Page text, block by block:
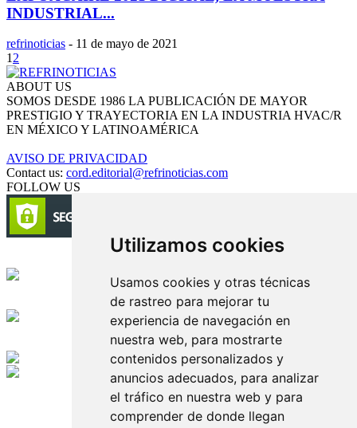
Utilizamos cookies
Usamos cookies y otras técnicas
de rastreo para mejorar tu
experiencia de navegación en
nuestra web, para mostrarte
contenidos personalizados y
anuncios adecuados, para analizar
el tráfico en nuestra web y para
comprender de donde llegan
INDUSTRIAL...
refrinoticias - 11 de mayo de 2021
1 2
ABOUT US
SOMOS DESDE 1986 LA PUBLICACIÓN DE MAYOR
PRESTIGIO Y TRAYECTORIA EN LA INDUSTRIA HVAC/R
EN MÉXICO Y LATINOAMÉRICA
AVISO DE PRIVACIDAD
Contact us: cord.editorial@refrinoticias.com
FOLLOW US
Edición digital con tecnología
Playa Revolcadero 222 Col. Reforma Iztaccihuatl Norte C.P. 08810
CIUDAD DE MEXICO
Conmutador CIUDAD DE MEXICO (+52) 555 740 4476, 555 740